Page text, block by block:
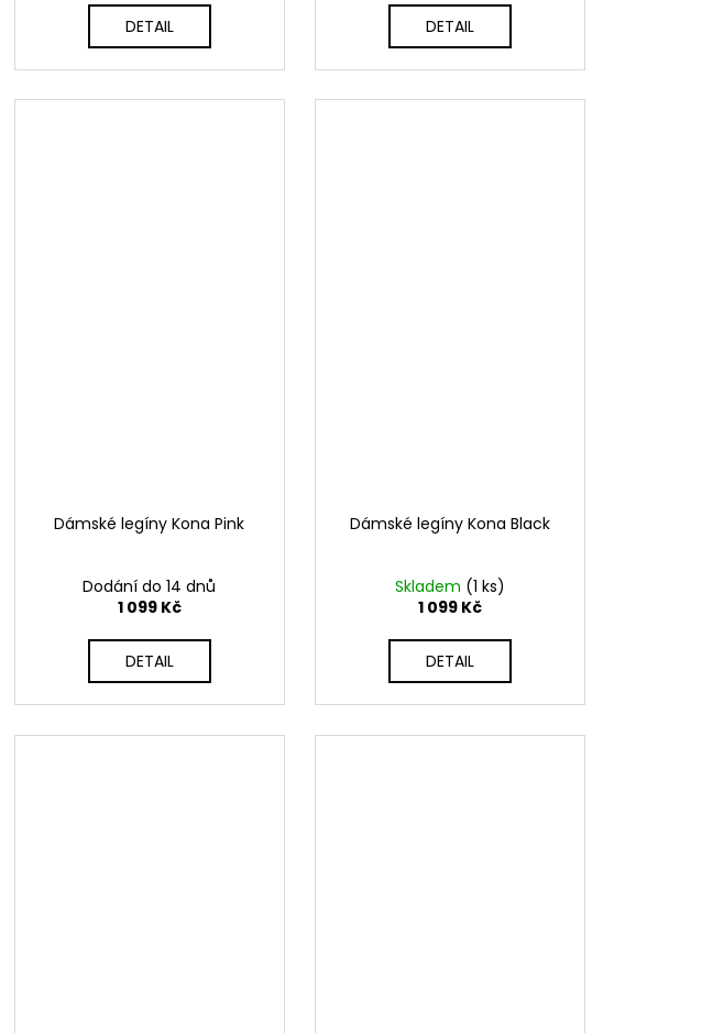
DETAIL DETAIL
Dámské legíny Kona Pink
Dodání do 14 dnů
1 099 Kč
DETAIL
Dámské legíny Kona Black
Skladem (1 ks)
1 099 Kč
DETAIL